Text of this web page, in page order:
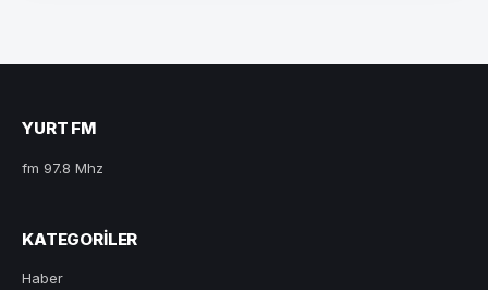
YURT FM
fm 97.8 Mhz
KATEGORILER
Haber